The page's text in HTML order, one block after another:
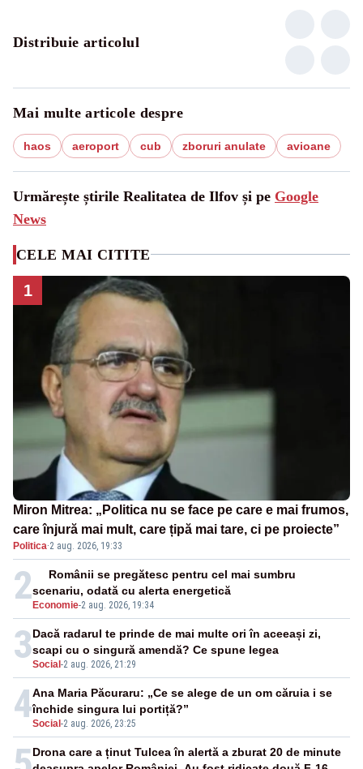
Distribuie articolul
Mai multe articole despre
haos aeroport cub zboruri anulate avioane
Urmărește știrile Realitatea de Ilfov și pe Google
News
CELE MAI CITITE
1
Miron Mitrea: „Politica nu se face pe care e mai frumos,
care înjură mai mult, care țipă mai tare, ci pe proiecte”
Politica·2 aug. 2026, 19:33
2 Economie-2 aug. 2026, 19:34
Românii se pregătesc pentru cel mai sumbru
scenariu, odată cu alerta energetică
3Social -2 aug. 2026, 21:29
Dacă radarul te prinde de mai multe ori în aceeași zi,
scapi cu o singură amendă? Ce spune legea
4Social -2 aug. 2026, 23:25
Ana Maria Păcuraru: „Ce se alege de un om căruia i se
închide singura lui portiță?”
Drona care a ținut Tulcea în alertă a zburat 20 de minute